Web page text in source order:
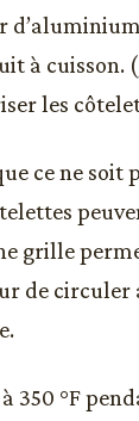
à cuisson.
les
ce ne soit
grille
de circuler
350 °F